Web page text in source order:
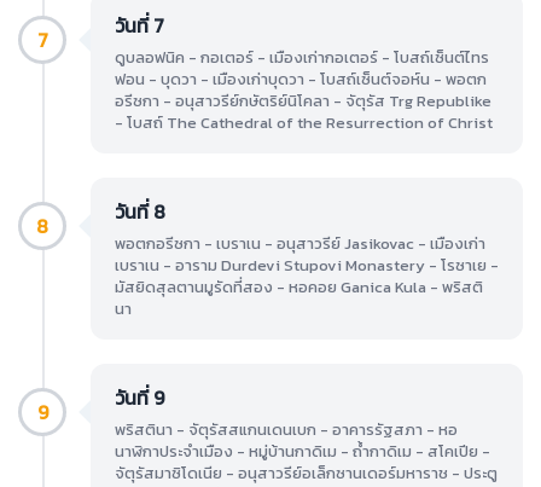
7 วันที่ 7
ดูบลอฟนิค - กอเตอร์ - เมืองเก่ากอเตอร์ - โบสถ์เซ็นต์ไทร
ฟอน - บุดวา - เมืองเก่าบุดวา - โบสถ์เซ็นต์จอห์น - พอตก
อรีซกา - อนุสาวรีย์กษัตริย์นิโคลา - จัตุรัส Trg Republike
- โบสถ์ The Cathedral of the Resurrection of Christ
8 วันที่ 8
พอตกอรีซกา - เบราเน - อนุสาวรีย์ Jasikovac - เมืองเก่า
เบราเน - อาราม Durdevi Stupovi Monastery - โรซาเย -
มัสยิดสุลตานมูรัดที่สอง - หอคอย Ganica Kula - พริสติ
นา
9 วันที่ 9
พริสตินา - จัตุรัสสแกนเดนเบก - อาคารรัฐสภา - หอ
นาฬิกาประจำเมือง - หมู่บ้านกาดิเม - ถ้ำกาดิเม - สโคเปีย -
จัตุรัสมาซิโดเนีย - อนุสาวรีย์อเล็กซานเดอร์มหาราช - ประตู